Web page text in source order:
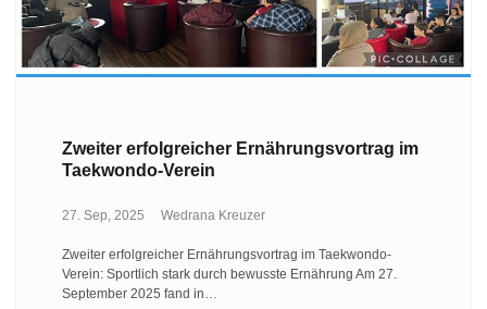
Zweiter erfolgreicher Ernährungsvortrag im
Taekwondo-Verein
27. Sep, 2025 Wedrana Kreuzer
Zweiter erfolgreicher Ernährungsvortrag im Taekwondo-
Verein: Sportlich stark durch bewusste Ernährung Am 27.
September 2025 fand in…